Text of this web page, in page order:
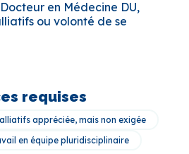
requises
appréciée, mais non exigée
en équipe pluridisciplinaire
en Médecine DU,
ou volonté de se